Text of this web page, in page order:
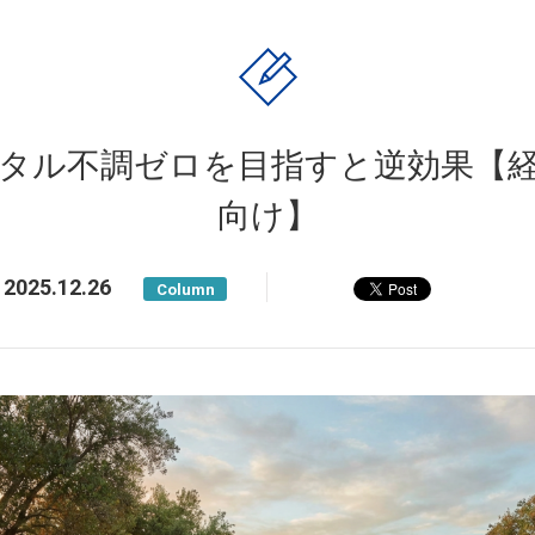
ル不調ゼロを目指すと逆効果【
向け】
2025.12.26 Column